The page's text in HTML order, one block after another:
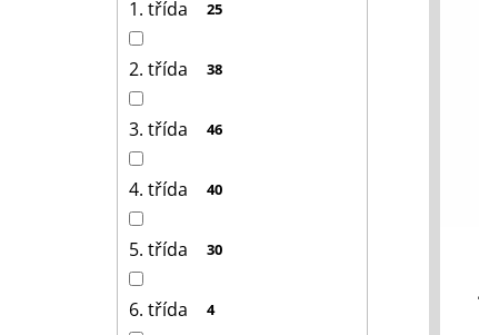
1. třída 25
2. třída 38
3. třída 46
4. třída 40
5. třída 30
6. třída 4